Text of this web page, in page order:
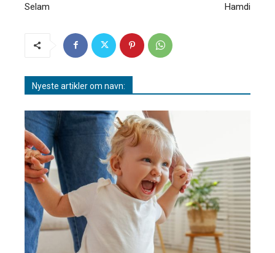
Selam Hamdi
Nyeste artikler om navn: